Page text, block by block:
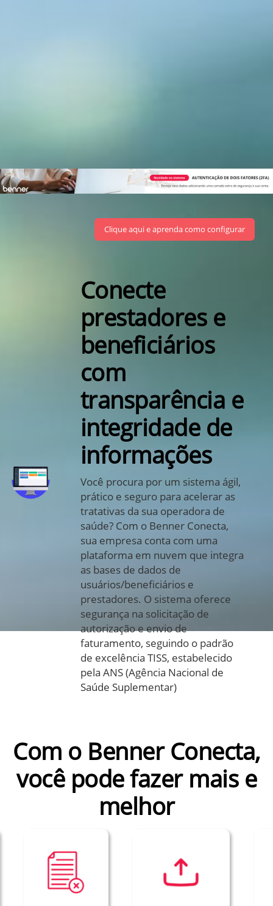
Clique aqui e aprenda como configurar
Conecte
prestadores e
beneficiários
com
transparência e
integridade de
informações
Você procura por um sistema ágil,
prático e seguro para acelerar as
tratativas da sua operadora de
saúde? Com o Benner Conecta,
sua empresa conta com uma
plataforma em nuvem que integra
as bases de dados de
usuários/beneficiários e
prestadores. O sistema oferece
segurança na solicitação de
autorização e envio de
faturamento, seguindo o padrão
de excelência TISS, estabelecido
pela ANS (Agência Nacional de
Saúde Suplementar)
Com o Benner Conecta,
você pode fazer mais e
melhor